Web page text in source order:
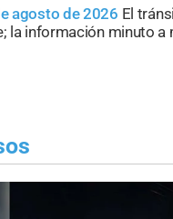
agosto de 2026 El
la información minuto a